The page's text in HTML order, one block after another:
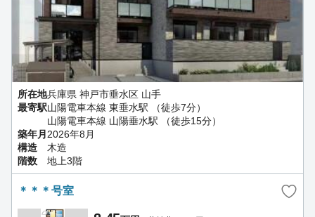
所在地兵庫県 神戸市垂水区 山手
最寄駅山陽電車本線 東垂水駅 （徒歩7分）
山陽電車本線 山陽垂水駅 （徒歩15分）
築年月2026年8月
構造
木造
階数
地上3階
＊＊＊号室